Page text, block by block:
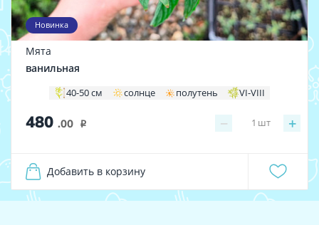
Новинка
Мята
ванильная
40-50 см солнце полутень VI-VIII
480 .00 i − +
1 шт
Добавить в корзину